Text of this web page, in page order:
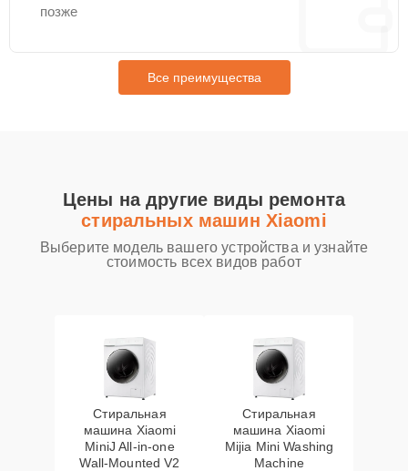
позже
Все преимущества
Цены на другие виды ремонта
стиральных машин Xiaomi
Выберите модель вашего устройства и узнайте
стоимость всех видов работ
Стиральная
машина Xiaomi
MiniJ All-in-one
Wall-Mounted V2
Стиральная
машина Xiaomi
Mijia Mini Washing
Machine